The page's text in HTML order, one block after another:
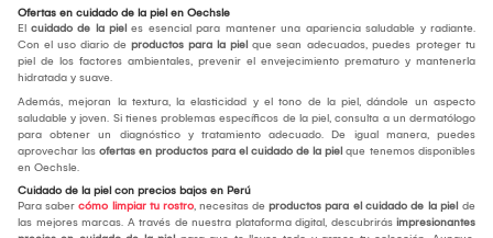
Ofertas en cuidado de la piel en Oechsle
El cuidado de la piel es esencial para mantener una apariencia saludable y radiante.
Con el uso diario de productos para la piel que sean adecuados, puedes proteger tu
piel de los factores ambientales, prevenir el envejecimiento prematuro y mantenerla
hidratada y suave.
Además, mejoran la textura, la elasticidad y el tono de la piel, dándole un aspecto
saludable y joven. Si tienes problemas específicos de la piel, consulta a un dermatólogo
para obtener un diagnóstico y tratamiento adecuado. De igual manera, puedes
aprovechar las ofertas en productos para el cuidado de la piel que tenemos disponibles
en Oechsle.
Cuidado de la piel con precios bajos en Perú
Para saber cómo limpiar tu rostro, necesitas de productos para el cuidado de la piel de
las mejores marcas. A través de nuestra plataforma digital, descubrirás impresionantes